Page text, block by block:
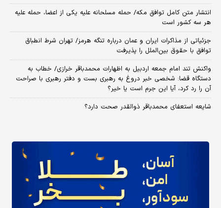
انتشار متن کامل توافق مکه/ حمله مسلحانه علیه یکی از اعضا، حمله علیه
هر سه کشور است
جزئیاتی از مذاکرات ایران و عمان درباره تنگه هرمز/ تهران شرط انطباق
توافق با حقوق بین‌الملل را پذیرفت
واکنش تند امام جمعه اردبیل به اظهارات محمدباقر خرازی/ خطاب به
دستگاه قضا: شخصی خبر دروغ به رهبری بست و دفتر رهبری با صراحت
آن را رد کرد، آیا این جرم است یا خیر؟
شایعه استعفای محمدباقر ذوالقدر صحت دارد؟